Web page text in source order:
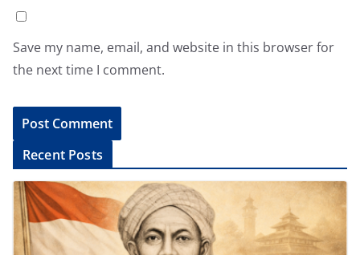
Save my name, email, and website in this browser for
the next time I comment.
l
Recent Posts